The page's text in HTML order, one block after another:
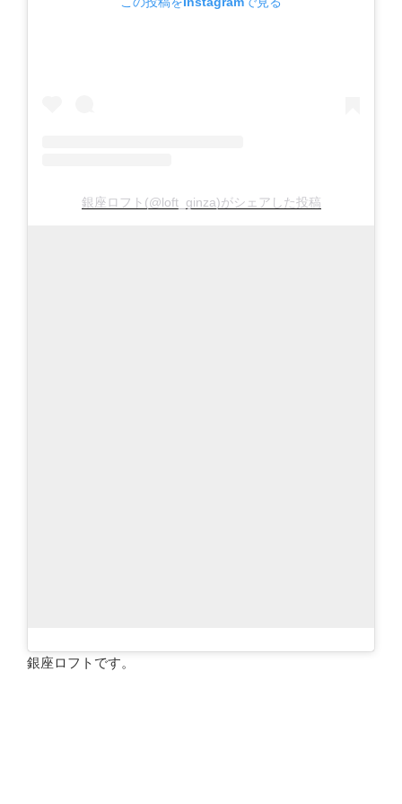
銀座ロフト(@loft_ginza)がシェアした投稿
銀座ロフトです。